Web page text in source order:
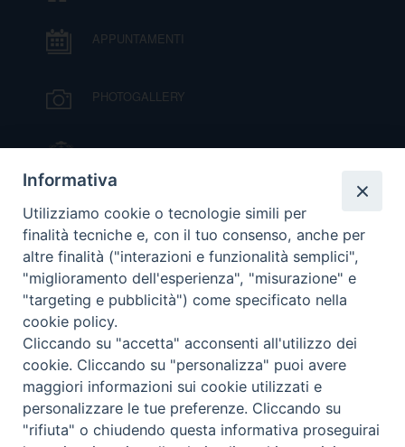
PRIVACY
COOKIE POLICY
APPUNTAMENTI
PHOTOGALLERY
IL VESCOVO MONS. ORAZIO FRANCESCO
PIAZZA
VIDEOGALLERY
ORARI S. MESSE
MODULISTICA
PODCAST
Informativa
Utilizziamo cookie o tecnologie simili per
finalità tecniche e, con il tuo consenso, anche per
altre finalità ("interazioni e funzionalità semplici",
"miglioramento dell'esperienza", "misurazione" e
"targeting e pubblicità") come specificato nella
cookie policy.
Cliccando su "accetta" acconsenti all'utilizzo dei
cookie. Cliccando su "personalizza" puoi avere
maggiori informazioni sui cookie utilizzati e
personalizzare le tue preferenze. Cliccando su
"rifiuta" o chiudendo questa informativa proseguirai